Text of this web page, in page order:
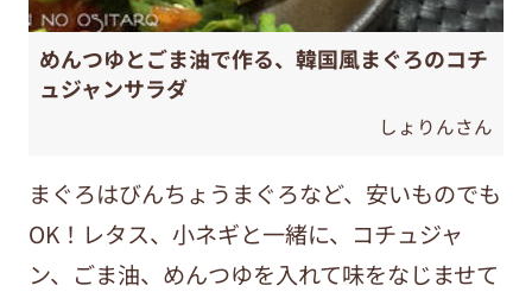
めんつゆとごま油で作る、韓国風まぐろのコチ
ュジャンサラダ
しょりんさん
まぐろはびんちょうまぐろなど、安いものでも
OK！レタス、小ネギと一緒に、コチュジャ
ン、ごま油、めんつゆを入れて味をなじませて